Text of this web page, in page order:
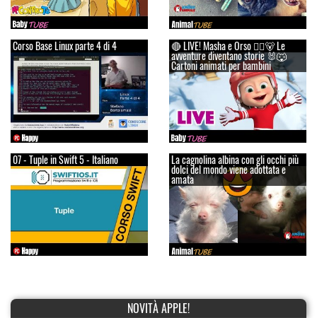
Corso Base Linux parte 4 di 4 🔴 LIVE! Masha e Orso 👱‍♀️🐻 Le
avventure diventano storie 🐰🐺
Cartoni animati per bambini
07 - Tuple in Swift 5 - Italiano La cagnolina albina con gli occhi più
dolci del mondo viene adottata e
amata
NOVITÀ APPLE!